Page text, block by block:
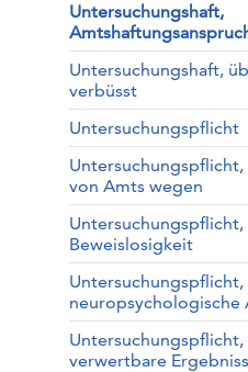
Untersuchungshaft,
Untersuchungshaft,
verbüsst
Untersuchungspflicht
von Amts wegen
Untersuchungspflicht,
Beweislosigkeit
Untersuchungspflicht,
neuropsychologische
verwertbare